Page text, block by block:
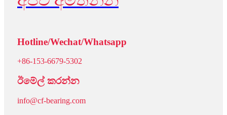
Hotline/Wechat/Whatsapp
+86-153-6679-5302
ඊමේල් කරන්න
info@cf-bearing.com